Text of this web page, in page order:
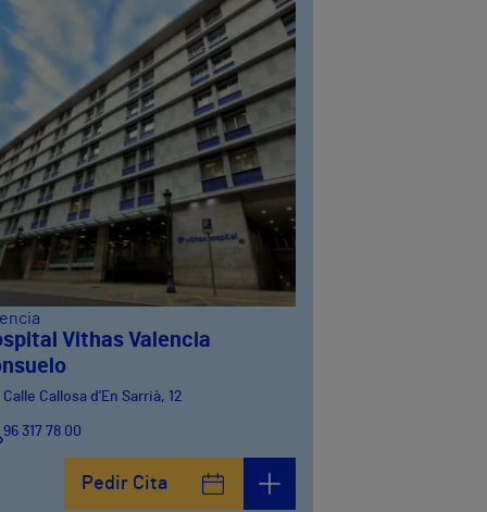
Vithas Valencia
Calle Callosa d’En Sarrià, 12
96 317 78 00
Pedir Cita